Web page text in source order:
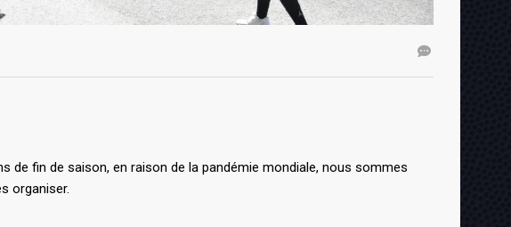
fin de saison, en raison de la pandémie mondiale, nous sommes
organiser.